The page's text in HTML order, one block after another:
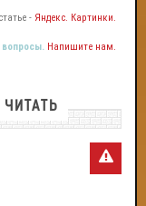
- Яндекс. Картинки.
вопросы. Напишите нам.